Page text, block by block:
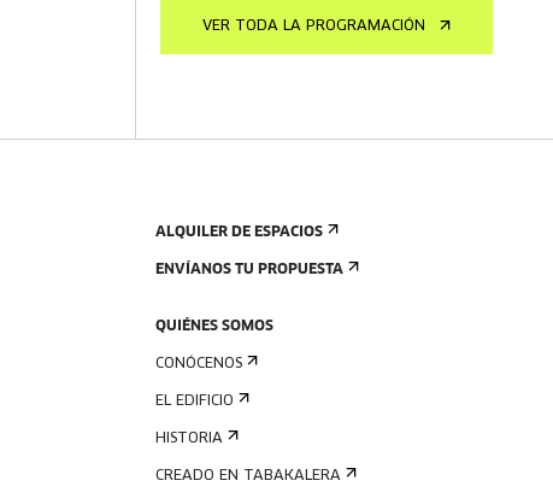
VER TODA LA PROGRAMACIÓN
ALQUILER DE ESPACIOS
ENVÍANOS TU PROPUESTA
QUIÉNES SOMOS
CONÓCENOS
EL EDIFICIO
HISTORIA
CREADO EN TABAKALERA